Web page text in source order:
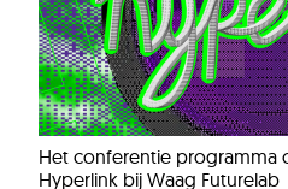
Het conferentie programma
Hyperlink bij Waag Futurelab